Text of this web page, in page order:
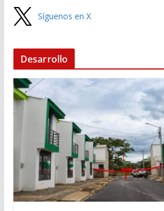
Síguenos en X
Desarrollo